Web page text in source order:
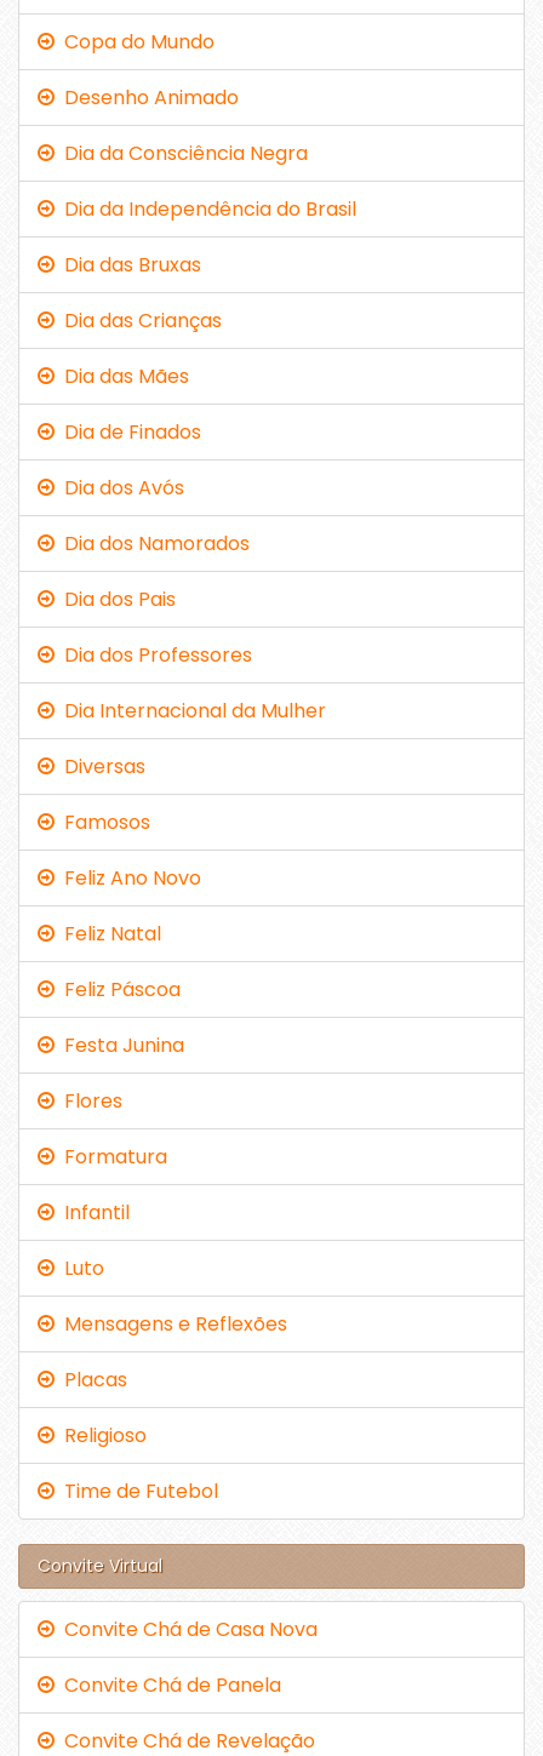
Copa do Mundo
Desenho Animado
Dia da Consciência Negra
Dia da Independência do Brasil
Dia das Bruxas
Dia das Crianças
Dia das Mães
Dia de Finados
Dia dos Avós
Dia dos Namorados
Dia dos Pais
Dia dos Professores
Dia Internacional da Mulher
Diversas
Famosos
Feliz Ano Novo
Feliz Natal
Feliz Páscoa
Festa Junina
Flores
Formatura
Infantil
Luto
Mensagens e Reflexões
Placas
Religioso
Time de Futebol
Convite Virtual
Convite Chá de Casa Nova
Convite Chá de Panela
Convite Chá de Revelação